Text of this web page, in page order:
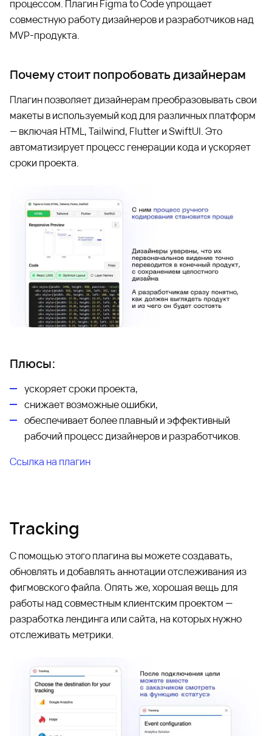
процессом. Плагин Figma to Code упрощает
совместную работу дизайнеров и разработчиков над
MVP-продукта.
Почему стоит попробовать дизайнерам
Плагин позволяет дизайнерам преобразовывать свои
макеты в используемый код для различных платформ
— включая HTML, Tailwind, Flutter и SwiftUI. Это
автоматизирует процесс генерации кода и ускоряет
сроки проекта.
Плюсы:
ускоряет сроки проекта,
снижает возможные ошибки,
обеспечивает более плавный и эффективный
рабочий процесс дизайнеров и разработчиков.
Ссылка на плагин
Tracking
С помощью этого плагина вы можете создавать,
обновлять и добавлять аннотации отслеживания из
фигмовского файла. Опять же, хорошая вещь для
работы над совместным клиентским проектом —
разработка лендинга или сайта, на которых нужно
отслеживать метрики.